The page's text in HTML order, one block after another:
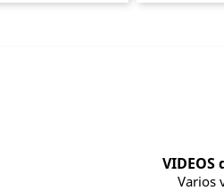
Varios